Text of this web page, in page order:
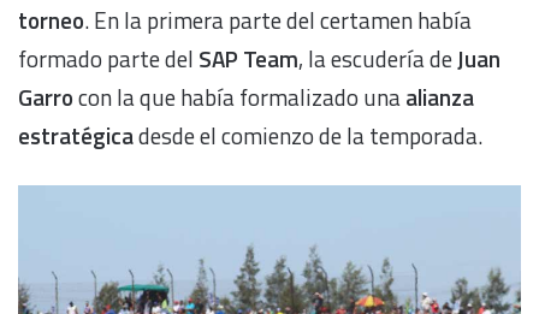
torneo. En la primera parte del certamen había
formado parte del SAP Team, la escudería deJuan
Garrocon la que había formalizado unaalianza
estratégicadesde el comienzo de la temporada.